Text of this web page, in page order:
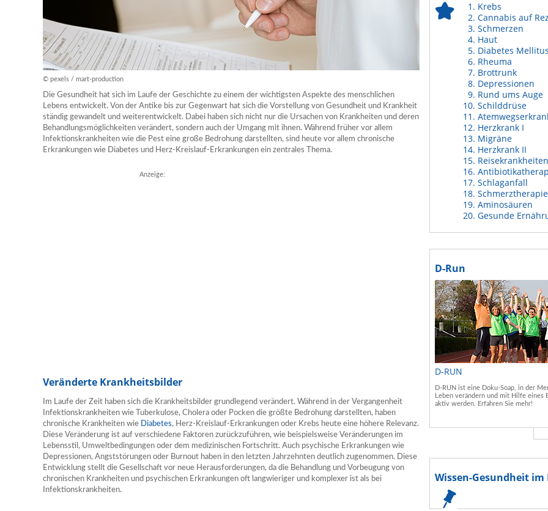
© pexels / mart-production
Die Gesundheit hat sich im Laufe der Geschichte zu einem der wichtigsten Aspekte des menschlichen
Lebens entwickelt. Von der Antike bis zur Gegenwart hat sich die Vorstellung von Gesundheit und Krankheit
ständig gewandelt und weiterentwickelt. Dabei haben sich nicht nur die Ursachen von Krankheiten und deren
Behandlungsmöglichkeiten verändert, sondern auch der Umgang mit ihnen. Während früher vor allem
Infektionskrankheiten wie die Pest eine große Bedrohung darstellten, sind heute vor allem chronische
Erkrankungen wie Diabetes und Herz-Kreislauf-Erkrankungen ein zentrales Thema.
Anzeige:
Veränderte Krankheitsbilder
Im Laufe der Zeit haben sich die Krankheitsbilder grundlegend verändert. Während in der Vergangenheit
Infektionskrankheiten wie Tuberkulose, Cholera oder Pocken die größte Bedrohung darstellten, haben
chronische Krankheiten wie Diabetes, Herz-Kreislauf-Erkrankungen oder Krebs heute eine höhere Relevanz.
Diese Veränderung ist auf verschiedene Faktoren zurückzuführen, wie beispielsweise Veränderungen im
Lebensstil, Umweltbedingungen oder dem medizinischen Fortschritt. Auch psychische Erkrankungen wie
Depressionen, Angststörungen oder Burnout haben in den letzten Jahrzehnten deutlich zugenommen. Diese
Entwicklung stellt die Gesellschaft vor neue Herausforderungen, da die Behandlung und Vorbeugung von
chronischen Krankheiten und psychischen Erkrankungen oft langwieriger und komplexer ist als bei
Infektionskrankheiten.
Krebs
Cannabis auf
Schmerzen
Haut
Diabetes Mellitus
Rheuma
Brottrunk
Depressionen
Rund ums Auge
Schilddrüse
Herzkrank I
Migräne
Herzkrank II
Reisekrankheiten
Schlaganfall
Schmerztherapie
Aminosäuren
Gesunde
D-Run
D-RUN
D-RUN ist eine Doku-Soap, in der
Leben verändern und mit Hilfe eines
aktiv werden. Erfahren Sie mehr!
Wissen-Gesundheit im